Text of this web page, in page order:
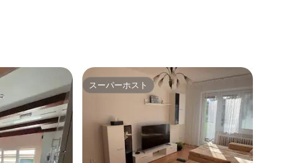
す。 スーパーホスト
スーパーホスト